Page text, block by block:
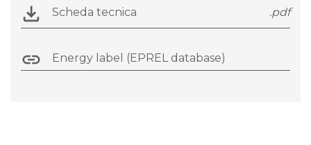
Scheda tecnica .pdf
Energy label (EPREL database)